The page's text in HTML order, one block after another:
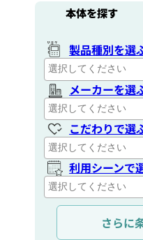
本体を探す
製品種別を選
メーカーを選
こだわりで選
利用シーンで
通信距離を選
さらに